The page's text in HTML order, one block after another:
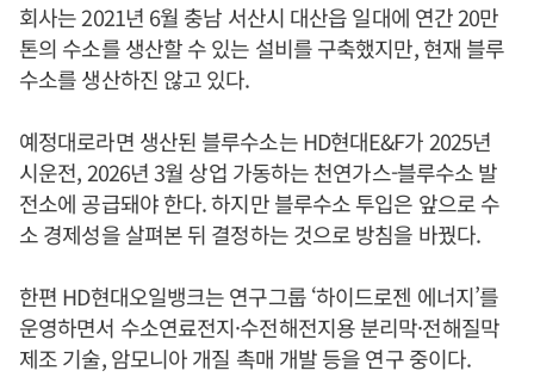
회사는 2021년 6월 충남 서산시 대산읍 일대에 연간 20만
톤의 수소를 생산할 수 있는 설비를 구축했지만, 현재 블루
수소를 생산하진 않고 있다.
예정대로라면 생산된 블루수소는 HD현대E&F가 2025년
시운전, 2026년 3월 상업 가동하는 천연가스-블루수소 발
전소에 공급돼야 한다. 하지만 블루수소 투입은 앞으로 수
소 경제성을 살펴본 뒤 결정하는 것으로 방침을 바꿨다.
한편 HD현대오일뱅크는 연구그룹 ‘하이드로젠 에너지’를
운영하면서 수소연료전지·수전해전지용 분리막·전해질막
제조 기술, 암모니아 개질 촉매 개발 등을 연구 중이다.